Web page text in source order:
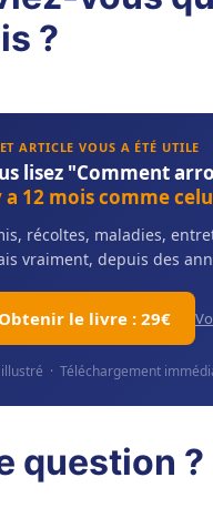
?
ARTICLE VOUS A ÉTÉ UTILE
lisez "Comment
a 12 mois comme
récoltes, maladies,
vraiment, depuis des
Obtenir le livre : 29€
illustré · Téléchargement
question ?